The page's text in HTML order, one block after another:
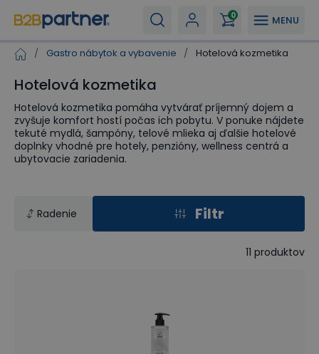
MENU
0
/ Gastro nábytok a vybavenie / Hotelová kozmetika
Hotelová kozmetika
Hotelová kozmetika pomáha vytvárať príjemný dojem a
zvyšuje komfort hostí počas ich pobytu. V ponuke nájdete
tekuté mydlá, šampóny, telové mlieka aj ďalšie hotelové
doplnky vhodné pre hotely, penzióny, wellness centrá a
ubytovacie zariadenia.
Radenie Filtr
11 produktov